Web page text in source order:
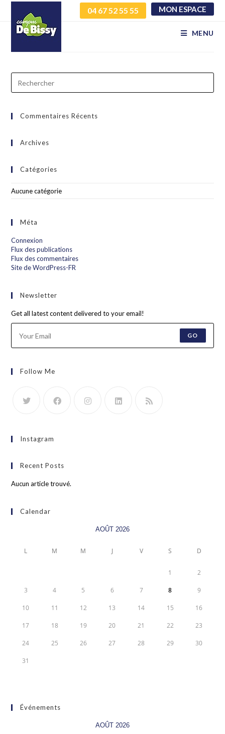
04 67 52 55 55 MON ESPACE
MENU
gdosrkkfju uvywugiehn
Commentaires Récents
Archives
Catégories
Aucune catégorie
Méta
Connexion
Flux des publications
Flux des commentaires
Site de WordPress-FR
Newsletter
Get all latest content delivered to your email!
GO
Follow Me
Instagram
Recent Posts
Aucun article trouvé.
Calendar
AOÛT 2026
L M M J V S D
1 2
3 4 5 6 7 8 9
10 11 12 13 14 15 16
17 18 19 20 21 22 23
24 25 26 27 28 29 30
31
Événements
AOÛT 2026